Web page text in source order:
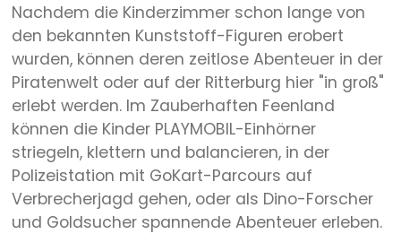
Nachdem die Kinderzimmer schon lange von
den bekannten Kunststoff-Figuren erobert
wurden, können deren zeitlose Abenteuer in der
Piratenwelt oder auf der Ritterburg hier "in groß"
erlebt werden. Im Zauberhaften Feenland
können die Kinder PLAYMOBIL-Einhörner
striegeln, klettern und balancieren, in der
Polizeistation mit GoKart-Parcours auf
Verbrecherjagd gehen, oder als Dino-Forscher
und Goldsucher spannende Abenteuer erleben.